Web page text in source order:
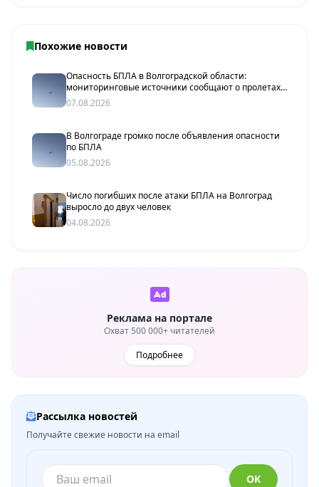
Похожие новости
Опасность БПЛА в Волгоградской области:
мониторинговые источники сообщают о пролетах
беспилотников
07.08.2026
В Волгограде громко после объявления опасности
по БПЛА
05.08.2026
Число погибших после атаки БПЛА на Волгоград
выросло до двух человек
04.08.2026
Реклама на портале
Охват 500 000+ читателей
Подробнее
Рассылка новостей
Получайте свежие новости на email
ОК